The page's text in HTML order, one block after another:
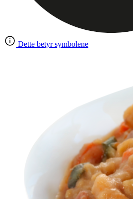
Dette betyr symbolene